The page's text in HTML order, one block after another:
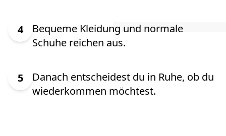
4
Bequeme Kleidung und normale
Schuhe reichen aus.
5
Danach entscheidest du in Ruhe, ob du
wiederkommen möchtest.